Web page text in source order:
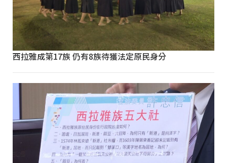
西拉雅成第17族 仍有8族待獲法定原民身分